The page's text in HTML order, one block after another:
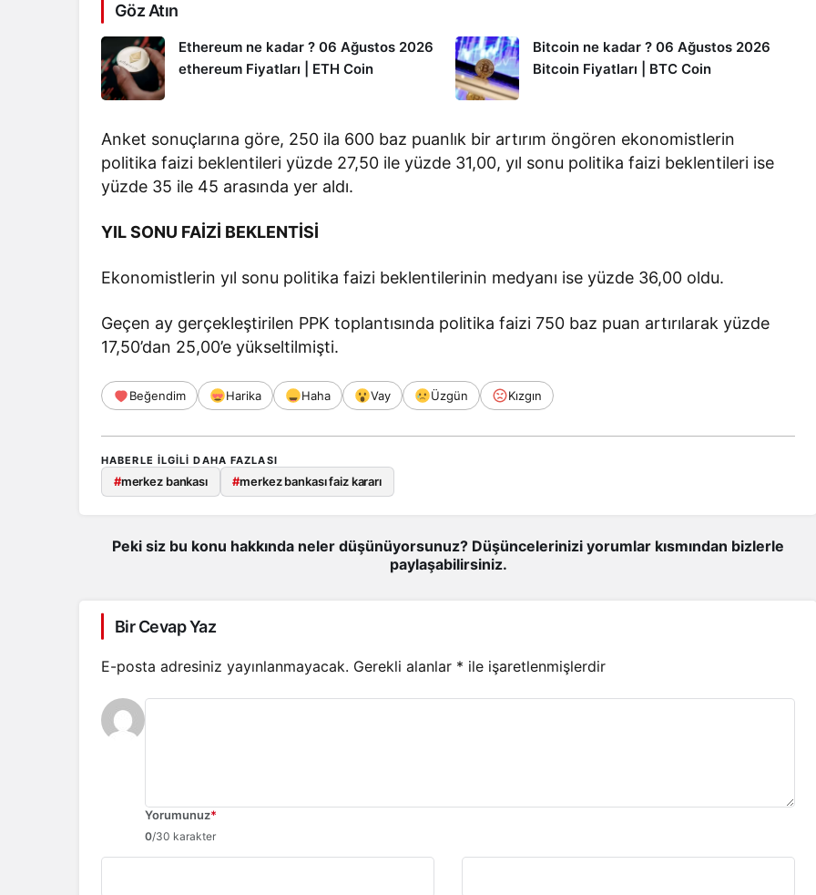
Göz Atın
Ethereum ne kadar ? 06 Ağustos 2026
ethereum Fiyatları | ETH Coin
Bitcoin ne kadar ? 06 Ağustos 2026
Bitcoin Fiyatları | BTC Coin
Anket sonuçlarına göre, 250 ila 600 baz puanlık bir artırım öngören ekonomistlerin
politika faizi beklentileri yüzde 27,50 ile yüzde 31,00, yıl sonu politika faizi beklentileri ise
yüzde 35 ile 45 arasında yer aldı.
YIL SONU FAİZİ BEKLENTİSİ
Ekonomistlerin yıl sonu politika faizi beklentilerinin medyanı ise yüzde 36,00 oldu.
Geçen ay gerçekleştirilen PPK toplantısında politika faizi 750 baz puan artırılarak yüzde
17,50’dan 25,00’e yükseltilmişti.
Beğendim Harika Haha Vay Üzgün Kızgın
HABERLE ILGILI DAHA FAZLASI
#merkez bankası #merkez bankası faiz kararı
Peki siz bu konu hakkında neler düşünüyorsunuz? Düşüncelerinizi yorumlar kısmından bizlerle
paylaşabilirsiniz.
Bir Cevap Yaz
E-posta adresiniz yayınlanmayacak. Gerekli alanlar * ile işaretlenmişlerdir
Yorumunuz*
0/30 karakter